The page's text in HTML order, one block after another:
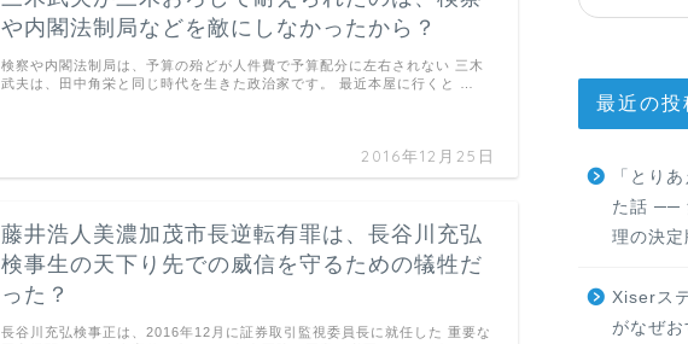
や内閣法制局などを敵にしなかったから？
2016年12月25日
検察や内閣法制局は、予算の殆どが人件費で予算配分に左右されない 三木
武夫は、田中角栄と同じ時代を生きた政治家です。 最近本屋に行くと …
藤井浩人美濃加茂市長逆転有罪は、長谷川充弘
検事生の天下り先での威信を守るための犠牲だ
った？
長谷川充弘検事正は、2016年12月に証券取引監視委員長に就任した 重要な
最近の投
「とり
た話 ──
理の決定
Xiserス
がなぜ